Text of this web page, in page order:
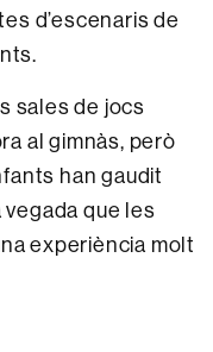
d’escenaris de
sales de jocs
al gimnàs, però
han gaudit
que les
experiència molt